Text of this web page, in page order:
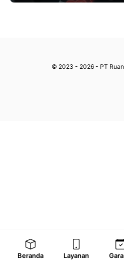
© 2023 - 2026 - PT
Beranda Layanan